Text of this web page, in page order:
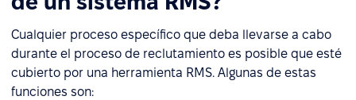
Cualquier proceso específico que deba llevarse a cabo
durante el proceso de reclutamiento es posible que esté
cubierto por una herramienta RMS. Algunas de estas
funciones son: